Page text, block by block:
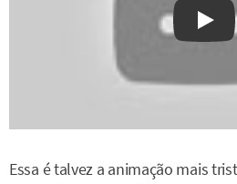
Essa é talvez a animação mais